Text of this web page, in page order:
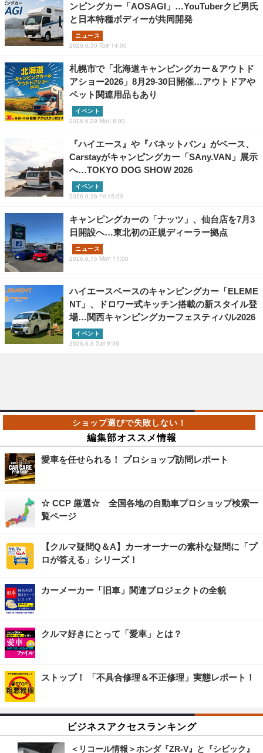
ンピングカー「AOSAGI」…YouTuberクピ男氏
と日本特種ボディーが共同開発
ニュース
2026.6.30 Tue 14:00
札幌市で「北海道キャンピングカー＆アウトド
アショー2026」8月29‐30日開催…アウトドアや
ペット関連用品もあり
イベント
2026.6.29 Mon 8:00
『ハイエース』や『バネットバン』がベース、
Carstayがキャンピングカー「SAny.VAN」展示
へ…TOKYO DOG SHOW 2026
イベント
2026.6.26 Fri 15:00
キャンピングカーの「ナッツ」、仙台店を7月3
日開設へ…東北初の正規ディーラー拠点
ニュース
2026.6.15 Mon 11:00
ハイエースベースのキャンピングカー「ELEME
NT」、ドロワー式キッチン搭載の新スタイル登
場…関西キャンピングカーフェスティバル2026
イベント
2026.6.6 Sat 9:39
編集部オススメ情報
愛車を任せられる！ プロショップ訪問レポート
☆ CCP 厳選☆ 全国各地の自動車プロショップ検索一
覧ページ
【クルマ疑問Q＆A】カーオーナーの素朴な疑問に「プ
ロが答える」シリーズ！
カーメーカー「旧車」関連プロジェクトの全貌
クルマ好きにとって「愛車」とは？
ストップ！ 「不具合修理＆不正修理」実態レポート！
ビジネスアクセスランキング
＜リコール情報＞ホンダ『ZR-V』と『シビック』